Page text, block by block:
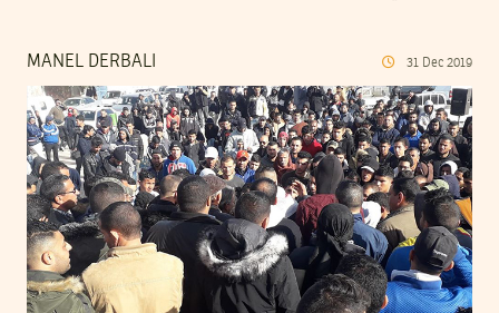
MANEL DERBALI 31 Dec 2019